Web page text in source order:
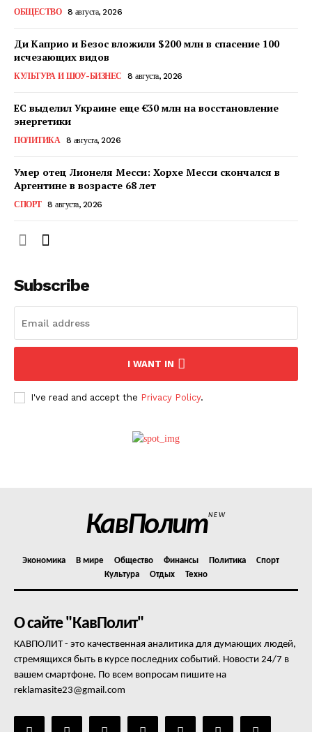
О нас
Политика конфиденциальности
ОБЩЕСТВО 8 августа, 2026
Ди Каприо и Безос вложили $200 млн в спасение 100
исчезающих видов
КУЛЬТУРА И ШОУ-БИЗНЕС 8 августа, 2026
ЕС выделил Украине еще €30 млн на восстановление
энергетики
ПОЛИТИКА 8 августа, 2026
Умер отец Лионеля Месси: Хорхе Месси скончался в
Аргентине в возрасте 68 лет
СПОРТ 8 августа, 2026
Subscribe
I WANT IN
I've read and accept the Privacy Policy.
КавПолитNEW
Экономика В мире Общество Финансы Политика
Спорт
Культура
Отдых Техно
О сайте "КавПолит"
КАВПОЛИТ - это качественная аналитика для думающих людей,
стремящихся быть в курсе последних событий. Новости 24/7 в
вашем смартфоне. По всем вопросам пишите на
reklamasite23@gmail.com